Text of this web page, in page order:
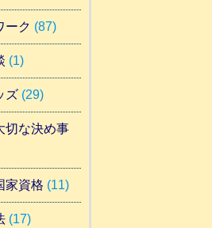
ーク (87)
(1)
ズ(29)
切な決め事
家資格 (11)
(17)